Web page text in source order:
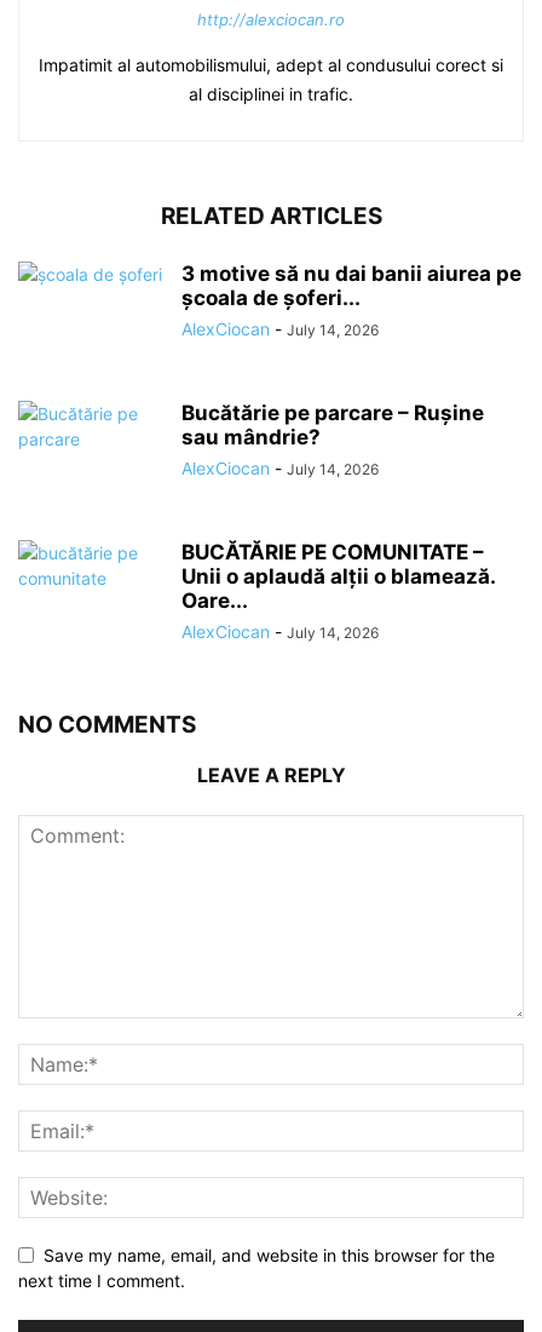
http://alexciocan.ro
Impatimit al automobilismului, adept al condusului corect si
al disciplinei in trafic.
RELATED ARTICLES
3 motive să nu dai banii aiurea pe
școala de șoferi...
AlexCiocan - July 14, 2026
Bucătărie pe parcare – Rușine
sau mândrie?
AlexCiocan - July 14, 2026
BUCĂTĂRIE PE COMUNITATE –
Unii o aplaudă alții o blamează.
Oare...
AlexCiocan - July 14, 2026
NO COMMENTS
LEAVE A REPLY
Save my name, email, and website in this browser for the
next time I comment.